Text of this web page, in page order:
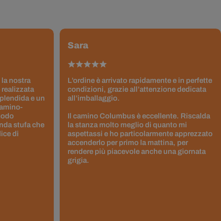
nostra
realizzata
e un
stufa che
di
Sara
L’ordine è arrivato rapidamente e in perfette
condizioni, grazie all’attenzione dedicata
all’imballaggio.
Il camino Columbus è eccellente. Riscalda
la stanza molto meglio di quanto mi
aspettassi e ho particolarmente apprezzato
accenderlo per primo la mattina, per
rendere più piacevole anche una giornata
grigia.